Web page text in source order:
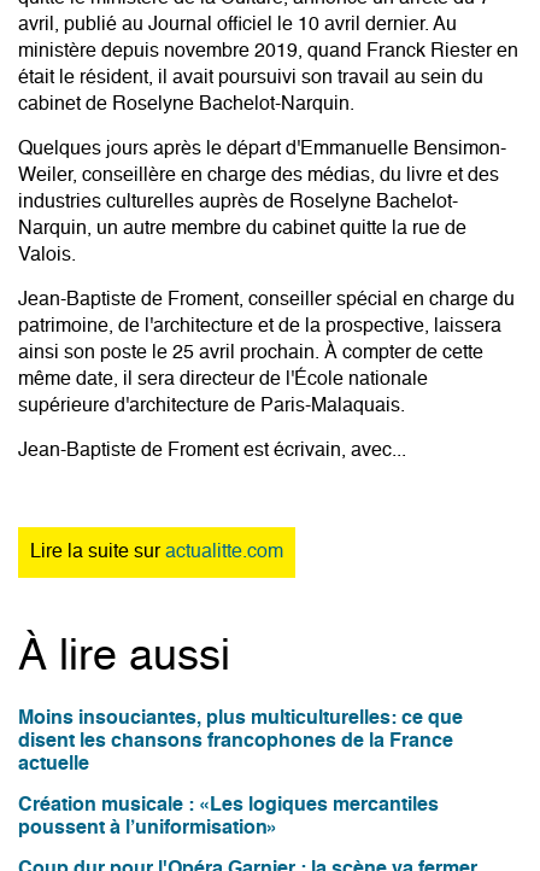
avril, publié au Journal officiel le 10 avril dernier. Au
ministère depuis novembre 2019, quand Franck Riester en
était le résident, il avait poursuivi son travail au sein du
cabinet de Roselyne Bachelot-Narquin.
Quelques jours après le départ d'Emmanuelle Bensimon-
Weiler, conseillère en charge des médias, du livre et des
industries culturelles auprès de Roselyne Bachelot-
Narquin, un autre membre du cabinet quitte la rue de
Valois.
Jean-Baptiste de Froment, conseiller spécial en charge du
patrimoine, de l'architecture et de la prospective, laissera
ainsi son poste le 25 avril prochain. À compter de cette
même date, il sera directeur de l'École nationale
supérieure d'architecture de Paris-Malaquais.
Jean-Baptiste de Froment est écrivain, avec...
Lire la suite suractualitte.com
À lire aussi
Moins insouciantes, plus multiculturelles: ce que
disent les chansons francophones de la France
actuelle
Création musicale : «Les logiques mercantiles
poussent à l’uniformisation»